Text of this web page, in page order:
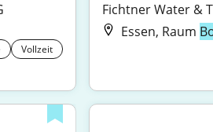
Vollzeit
Fichtner Water &
Essen, Raum